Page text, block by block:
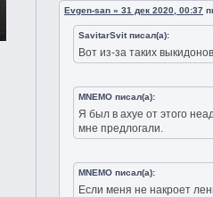
Evgen-san » 31 дек 2020, 00:37
SavitarSvit писал(а):
Вот из-за таких
MNEMO писал(а):
Я был в ахуе от этого
мне предлогали.
MNEMO писал(а):
Если меня не накроет